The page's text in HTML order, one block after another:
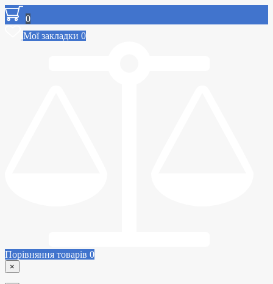
0
Мої закладки 0
Порівняння товарів 0
×